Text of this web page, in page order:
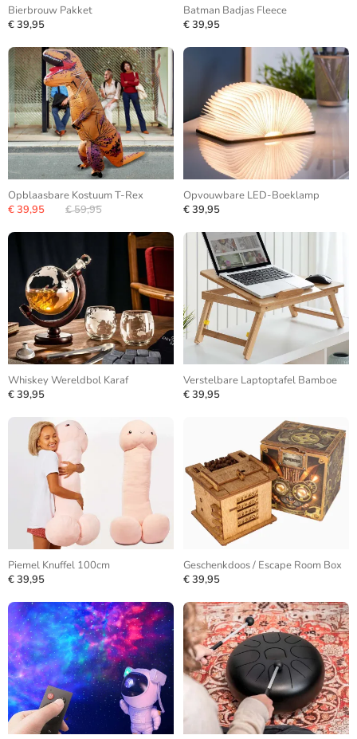
Bierbrouw Pakket
€ 39,95
Batman Badjas Fleece
€ 39,95
Opblaasbare Kostuum T-Rex
€ 39,95
€ 59,95
Opvouwbare LED-Boeklamp
€ 39,95
Whiskey Wereldbol Karaf
€ 39,95
Verstelbare Laptoptafel Bamboe
€ 39,95
Piemel Knuffel 100cm
€ 39,95
Geschenkdoos / Escape Room Box
€ 39,95